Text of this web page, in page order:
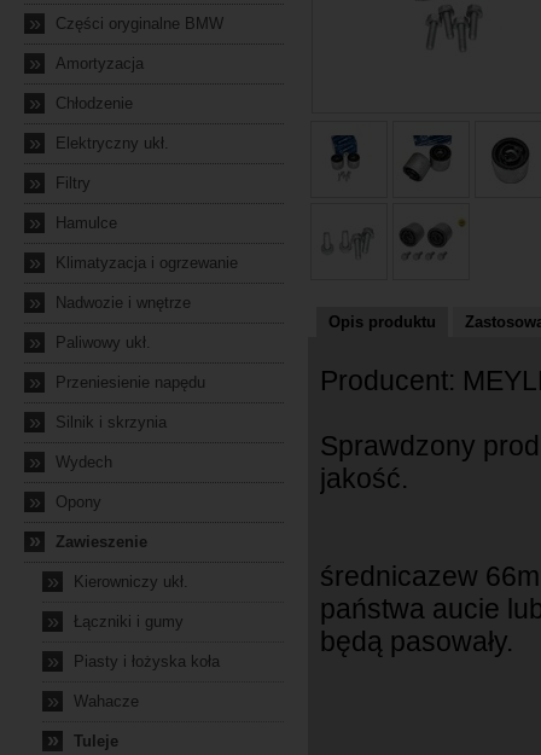
» Części oryginalne BMW
» Amortyzacja
» Chłodzenie
» Elektryczny ukł.
» Filtry
» Hamulce
» Klimatyzacja i ogrzewanie
» Nadwozie i wnętrze
» Paliwowy ukł.
» Przeniesienie napędu
» Silnik i skrzynia
» Wydech
» Opony
» Zawieszenie
» Kierowniczy ukł.
» Łączniki i gumy
» Piasty i łożyska koła
» Wahacze
» Tuleje
Opis produktu
Producent:
Sprawdzony
jakość.
średnicazew
państwa aucie
będą pasowały.